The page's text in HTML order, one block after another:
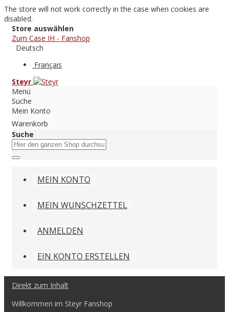
The store will not work correctly in the case when cookies are
disabled.
Store auswählen
Zum Case IH - Fanshop
Deutsch
Français
Steyr
Menü
Suche
Mein Konto
Warenkorb
Suche
MEIN KONTO
MEIN WUNSCHZETTEL
ANMELDEN
EIN KONTO ERSTELLEN
Direkt zum Inhalt
Willkommen im Steyr Fanshop